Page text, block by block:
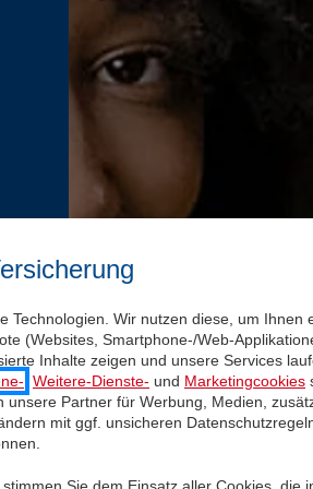
Technologien. Wir nutzen diese, um Ihnen
(Websites, Smartphone-/Web-
Inhalte zeigen und unsere Services
Weitere-Dienste- und Marketingcookies
Partner für Werbung, Medien,
mit ggf. unsicheren
Sie dem Einsatz aller Cookies, die